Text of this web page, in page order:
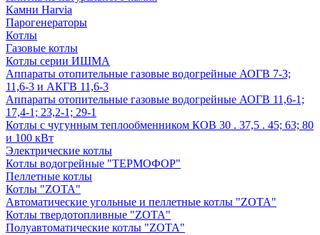
Камни Harvia
Парогенераторы
Котлы
Газовые котлы
Котлы серии ИШМА
Аппараты отопительные газовые водогрейные АОГВ 7-3;
11,6-3 и АКГВ 11,6-3
Аппараты отопительные газовые водогрейные АОГВ 11,6-1;
17,4-1; 23,2-1; 29-1
Котлы с чугунным теплообменником КОВ 30 . 37,5 . 45; 63; 80
и 100 кВт
Электрические котлы
Котлы водогрейные "ТЕРМОФОР"
Пеллетные котлы
Котлы "ZOTA"
Автоматические угольные и пеллетные котлы "ZOTA"
Котлы твердотопливные "ZOTA"
Полуавтоматические котлы "ZOTA"